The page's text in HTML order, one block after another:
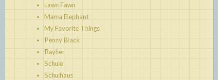
Lawn Fawn
Mama Elephant
My Favorite Things
Penny Black
Rayher
Schule
Schulhaus